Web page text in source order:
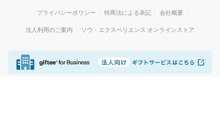
プライバシーポリシー 特商法による表記 会社概要
法人利用のご案内 ソウ・エクスペリエンス オンラインストア